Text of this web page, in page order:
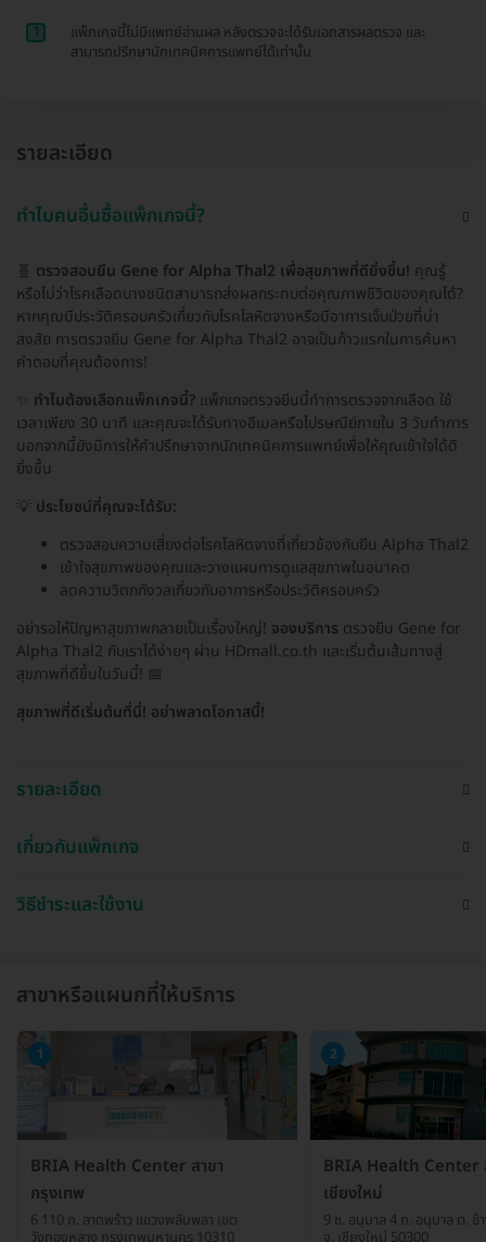
1
แพ็กเกจนี้ไม่มีแพทย์อ่านผล หลังตรวจจะได้รับเอกสารผลตรวจ และ
สามารถปรึกษานักเทคนิคการแพทย์ได้เท่านั้น
รายละเอียด
ทำไมคนอื่นซื้อแพ็กเกจนี้?
🧬 ตรวจสอบยีน Gene for Alpha Thal2 เพื่อสุขภาพที่ดียิ่งขึ้น! คุณรู้
หรือไม่ว่าโรคเลือดบางชนิดสามารถส่งผลกระทบต่อคุณภาพชีวิตของคุณได้?
หากคุณมีประวัติครอบครัวเกี่ยวกับโรคโลหิตจางหรือมีอาการเจ็บป่วยที่น่า
สงสัย การตรวจยีน Gene for Alpha Thal2 อาจเป็นก้าวแรกในการค้นหา
คำตอบที่คุณต้องการ!
ทำไมต้องเลือกแพ็กเกจนี้? แพ็กเกจตรวจยีนนี้ทำการตรวจจากเลือด ใช้
เวลาเพียง 30 นาที และคุณจะได้รับทางอีเมลหรือไปรษณีย์ภายใน 3 วันทำการ
นอกจากนี้ยังมีการให้คำปรึกษาจากนักเทคนิคการแพทย์เพื่อให้คุณเข้าใจได้ดี
ยิ่งขึ้น
💡 ประโยชน์ที่คุณจะได้รับ:
ตรวจสอบความเสี่ยงต่อโรคโลหิตจางที่เกี่ยวข้องกับยีน Alpha Thal2
เข้าใจสุขภาพของคุณและวางแผนการดูแลสุขภาพในอนาคต
ลดความวิตกกังวลเกี่ยวกับอาการหรือประวัติครอบครัว
อย่ารอให้ปัญหาสุขภาพกลายเป็นเรื่องใหญ่! จองบริการ ตรวจยีน Gene for
Alpha Thal2 กับเราได้ง่ายๆ ผ่าน HDmall.co.th และเริ่มต้นเส้นทางสู่
สุขภาพที่ดีขึ้นในวันนี้! 📅
สุขภาพที่ดีเริ่มต้นที่นี่! อย่าพลาดโอกาสนี้!
รายละเอียด
เกี่ยวกับแพ็กเกจ
วิธีชำระและใช้งาน
สาขาหรือแผนกที่ให้บริการ
1
BRIA Health Center สาขา
กรุงเทพ
6 110 ถ. ลาดพร้าว แขวงพลับพลา เขต
วังทองหลาง กรุงเทพมหานคร 10310
2
BRIA Health Center
เชียงใหม่
9 ซ. อนุบาล 4 ถ. อนุบาล ต. ช้
จ. เชียงใหม่ 50300